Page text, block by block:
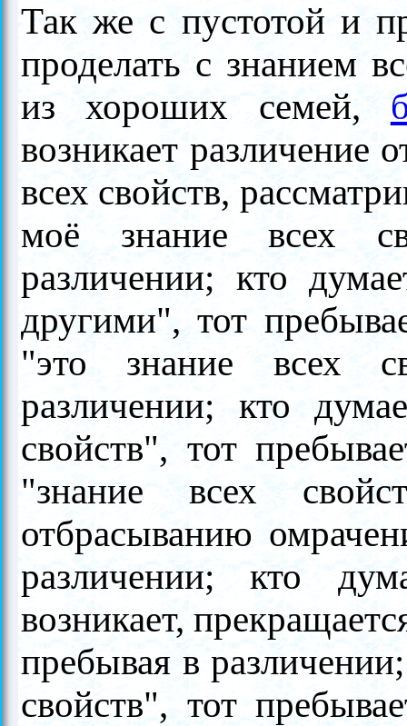
Так же с пустотой и
проделать с знанием
из хороших семей,
возникает различение
всех свойств,
моё знание всех
различении; кто
другими", тот
"это знание всех
различении; кто
свойств", тот
"знание всех
отбрасыванию
различении; кто
возникает,
пребывая в
свойств", тот